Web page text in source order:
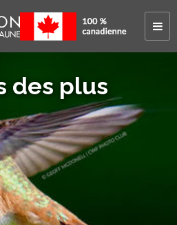
des plus